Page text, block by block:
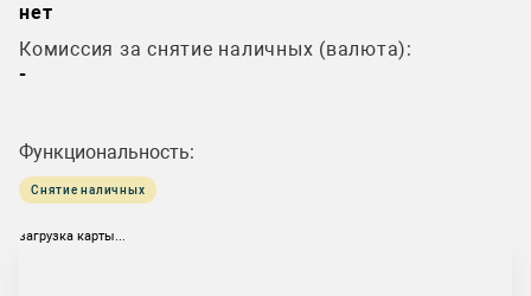
нет
Комиссия за снятие наличных (валюта):
-
Функциональность:
Снятие наличных
загрузка карты...